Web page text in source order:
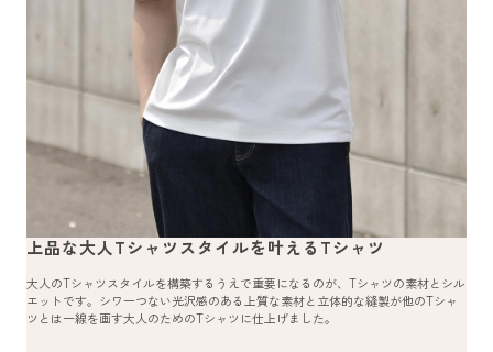
上品な大人Tシャツスタイルを叶えるTシャツ
大人のTシャツスタイルを構築するうえで重要になるのが、Tシャツの素材とシル
エットです。シワ一つない光沢感のある上質な素材と立体的な縫製が他のTシャ
ツとは一線を画す大人のためのTシャツに仕上げました。